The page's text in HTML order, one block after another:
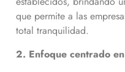
que permite a las
total tranquilidad.
2. Enfoque centrado